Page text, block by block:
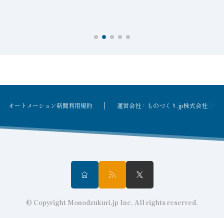
オートメーション新聞利用規約 運営会社：ものづくり.jp株式会社
© Copyright Monodzukuri.jp Inc. All rights reserved.